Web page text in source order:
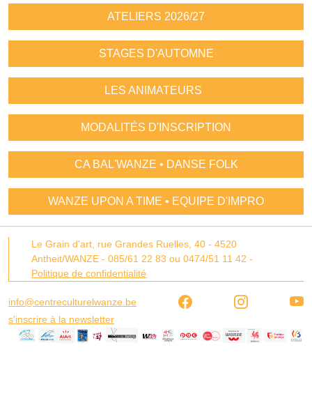
ATELIERS 2026/27
STAGES D'AUTOMNE
LES ANIMATEURS
MODALITÉS D'INSCRIPTION
CA BAL'WANZE • DANSE FOLK
WANZE UPON A TIME • EQUIPE D'IMPRO
Le Grain d'art, rue Grandes Ruelles, 40 - 4520
Antheit/WANZE - 085/61 22 83 ou 0474/51 11 42 -
Politique de confidentialité
info@centreculturelwanze.be
s'inscrire à la newsletter